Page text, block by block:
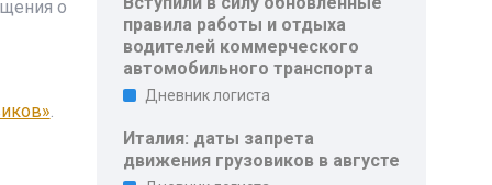
о
.
правила работы и отдыха
водителей коммерческого
автомобильного транспорта
Дневник логиста
Италия: даты запрета
движения грузовиков в августе